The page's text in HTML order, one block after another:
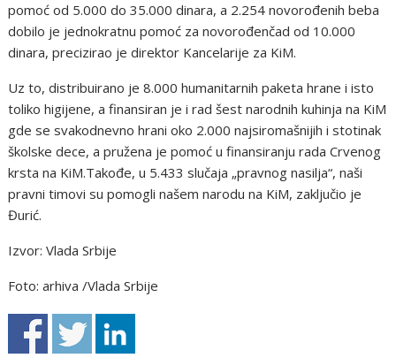
pomoć od 5.000 do 35.000 dinara, a 2.254 novorođenih beba
dobilo je jednokratnu pomoć za novorođenčad od 10.000
dinara, precizirao je direktor Kancelarije za KiM.
Uz to, distribuirano je 8.000 humanitarnih paketa hrane i isto
toliko higijene, a finansiran je i rad šest narodnih kuhinja na KiM
gde se svakodnevno hrani oko 2.000 najsiromašnijih i stotinak
školske dece, a pružena je pomoć u finansiranju rada Crvenog
krsta na KiM.Takođe, u 5.433 slučaja „pravnog nasilja“, naši
pravni timovi su pomogli našem narodu na KiM, zaključio je
Đurić.
Izvor: Vlada Srbije
Foto: arhiva /Vlada Srbije